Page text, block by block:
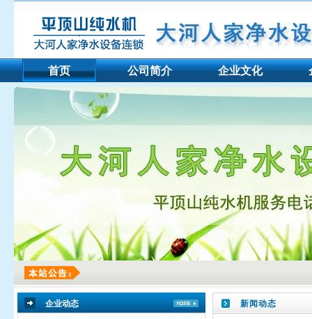
首页 公司简介 企业文化
企业动态 新闻动态